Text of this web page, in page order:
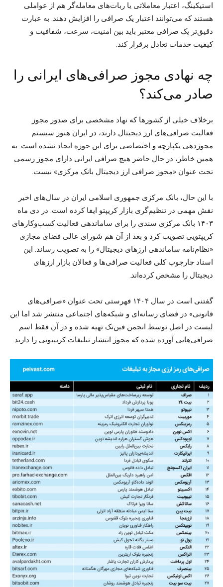
استیکینگ، اعتبار معاملاتی یا ربات‌های معامله‌گر هم از عواملی
هستند که می‌توانند اعتبار یک صرافی را افزایش دهند. به عبارت
دقیق‌تر یک صرافی معتبر باید بین امنیت، سرعت، شفافیت و
کیفیت خدمات تعادل برقرار کند.
چه نهادی مجوز صرافی‌های ایرانی را
صادر می‌کند؟
برخلاف خیلی از کشورها که نهاد مشخصی برای صدور مجوز
فعالیت صرافی‌های ارز دیجیتال دارند، در ایران هنوز سیستم
مجوزدهی یکپارچه و اختصاصی برای این حوزه ایجاد نشده است. به
همین خاطر، در حال حاضر هیچ صرافی ایرانی دارای مجوز رسمی
تحت عنوان «مجوز صرافی ارز دیجیتال بانک مرکزی» نیست.
با این حال، بانک مرکزی جمهوری اسلامی ایران در سال‌های اخیر
نقش مهمی در تنظیم‌گری بازار کریپتو ایفا کرده است. در دی ‌ماه
۱۴۰۳ بانک مرکزی سندی را برای ساماندهی فعالیت کسب‌وکارهای
کریپتویی تصویب کرد و بعد از آن هم شورای عالی فضای مجازی
«نظام‌نامه ساماندهی ارزهای دیجیتال» را به تصویب رساند. این
اسناد چارچوب کلی فعالیت صرافی‌ها و فعالان بازار ارزهای
دیجیتال را مشخص کرده‌اند.
گفتنی است در سال ۱۴۰۴ فهرستی تحت عنوان «صرافی‌های
قانونی» در فضای رسانه‌ای و شبکه‌های اجتماعی منتشر شد اما این
لیست در اصل توسط انجمن فین‌تک تهیه شده و در آن فقط اسم
صرافی‌هایی آورده شده که مجوز انتشار تبلیغات کریپتویی را دارند.